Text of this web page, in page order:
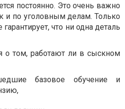
постоянно. Это очень важно
и по уголовным делам. Только
что ни одна деталь
о том, работают ли в сыскном
базовое обучение и